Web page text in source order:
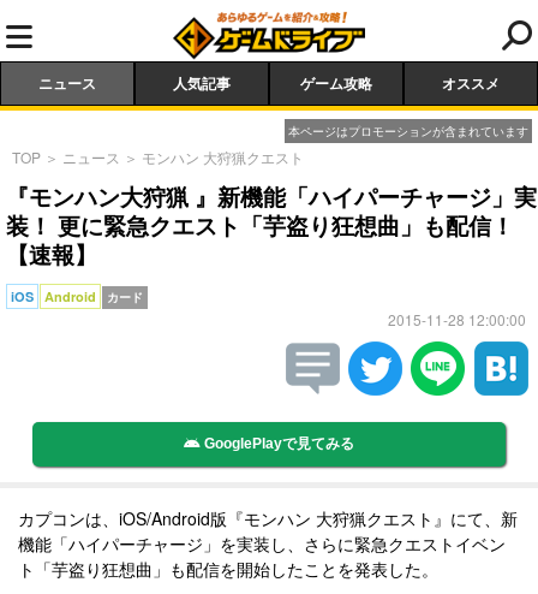
ニュース 人気記事 ゲーム攻略 オススメ
本ページはプロモーションが含まれています
TOP ＞ ニュース ＞ モンハン 大狩猟クエスト
『モンハン大狩猟 』新機能「ハイパーチャージ」実
装！ 更に緊急クエスト「芋盗り狂想曲」も配信！
【速報】
iOS Android カード
2015-11-28 12:00:00
GooglePlayで見てみる
カプコンは、iOS/Android版『モンハン 大狩猟クエスト』にて、新
機能「ハイパーチャージ」を実装し、さらに緊急クエストイベン
ト「芋盗り狂想曲」も配信を開始したことを発表した。